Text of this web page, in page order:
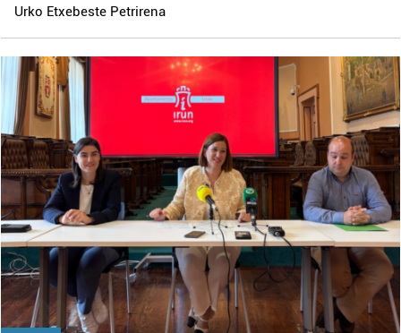
Urko Etxebeste Petrirena